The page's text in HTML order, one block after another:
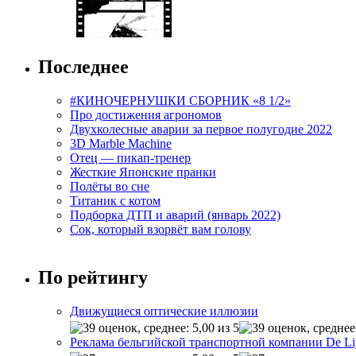
Последнее
#КИНОЧЕРНУШКИ СБОРНИК «8 1/2»
Про достижения агрономов
Двухколесные аварии за первое полугодие 2022
3D Marble Machine
Отец — пикап-тренер
Жесткие Японские пранки
Полёты во сне
Титаник с котом
Подборка ДТП и аварий (январь 2022)
Сок, который взорвёт вам голову
По рейтингу
Движущиеся оптические иллюзии
Реклама бельгийской транспортной компании De